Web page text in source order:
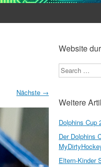
Nächste →
Website
Search
Weitere
Dolphins Cup
Der Dolphins
Eltern-Kinder